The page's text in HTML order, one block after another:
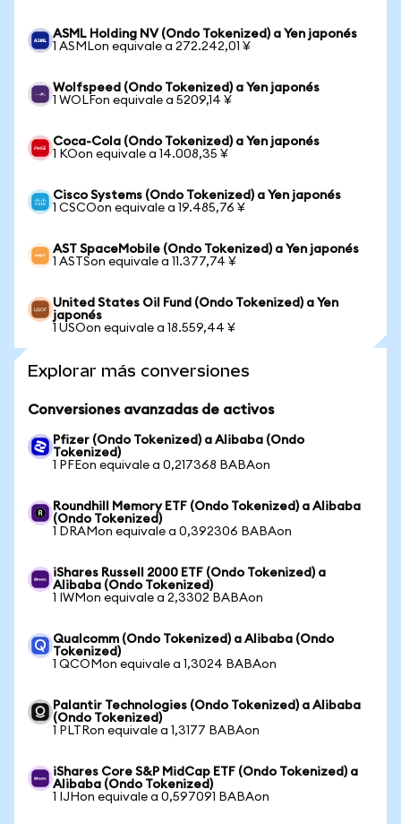
ASML Holding NV (Ondo Tokenized) a Yen japonés
1 ASMLon equivale a 272.242,01 ¥
Wolfspeed (Ondo Tokenized) a Yen japonés
1 WOLFon equivale a 5209,14 ¥
Coca-Cola (Ondo Tokenized) a Yen japonés
1 KOon equivale a 14.008,35 ¥
Cisco Systems (Ondo Tokenized) a Yen japonés
1 CSCOon equivale a 19.485,76 ¥
AST SpaceMobile (Ondo Tokenized) a Yen japonés
1 ASTSon equivale a 11.377,74 ¥
United States Oil Fund (Ondo Tokenized) a Yen
japonés
1 USOon equivale a 18.559,44 ¥
Explorar más conversiones
Conversiones avanzadas de activos
Pfizer (Ondo Tokenized) a Alibaba (Ondo
Tokenized)
1 PFEon equivale a 0,217368 BABAon
Roundhill Memory ETF (Ondo Tokenized) a Alibaba
(Ondo Tokenized)
1 DRAMon equivale a 0,392306 BABAon
iShares Russell 2000 ETF (Ondo Tokenized) a
Alibaba (Ondo Tokenized)
1 IWMon equivale a 2,3302 BABAon
Qualcomm (Ondo Tokenized) a Alibaba (Ondo
Tokenized)
1 QCOMon equivale a 1,3024 BABAon
Palantir Technologies (Ondo Tokenized) a Alibaba
(Ondo Tokenized)
1 PLTRon equivale a 1,3177 BABAon
iShares Core S&P MidCap ETF (Ondo Tokenized) a
Alibaba (Ondo Tokenized)
1 IJHon equivale a 0,597091 BABAon